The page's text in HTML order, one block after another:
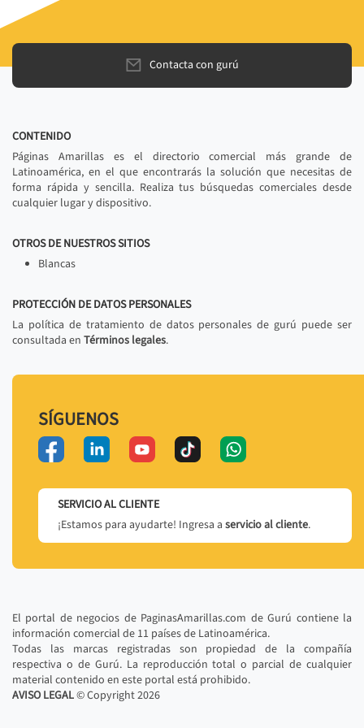
Contacta con gurú
CONTENIDO
Páginas Amarillas es el directorio comercial más grande de
Latinoamérica, en el que encontrarás la solución que necesitas de
forma rápida y sencilla. Realiza tus búsquedas comerciales desde
cualquier lugar y dispositivo.
OTROS DE NUESTROS SITIOS
Blancas
PROTECCIÓN DE DATOS PERSONALES
La política de tratamiento de datos personales de gurú puede ser
consultada en Términos legales.
SÍGUENOS
SERVICIO AL CLIENTE
¡Estamos para ayudarte! Ingresa a servicio al cliente.
El portal de negocios de PaginasAmarillas.com de Gurú contiene la
información comercial de 11 países de Latinoamérica.
Todas las marcas registradas son propiedad de la compañía
respectiva o de Gurú. La reproducción total o parcial de cualquier
material contenido en este portal está prohibido.
AVISO LEGAL© Copyright2026